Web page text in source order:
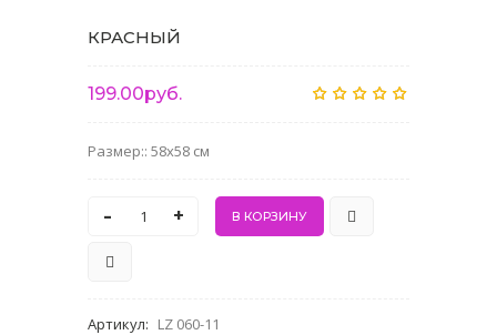
КРАСНЫЙ
199.00руб.
Размер:: 58x58 см
- +
Артикул: LZ 060-11